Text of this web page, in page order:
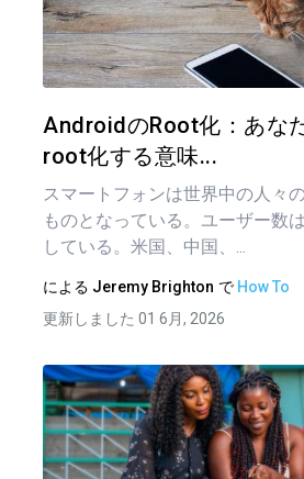
AndroidのRoot化：あな
root化する意味...
スマートフォンは世界中の人々
ものとなっている。ユーザー数
している。米国、中国、...
による Jeremy Brighton で How To
更新しました 01 6月, 2026